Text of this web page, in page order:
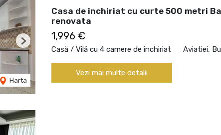
Harta
Next
Casa de inchiriat cu curte 500 metri
renovata
1,996 €
Casă / Vilă cu 4 camere de închiriat Aviatiei,
Vezi mai multe detalii